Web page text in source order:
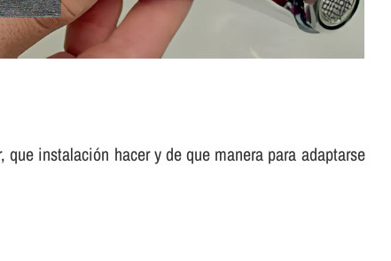
instalación hacer y de que manera para adaptarse